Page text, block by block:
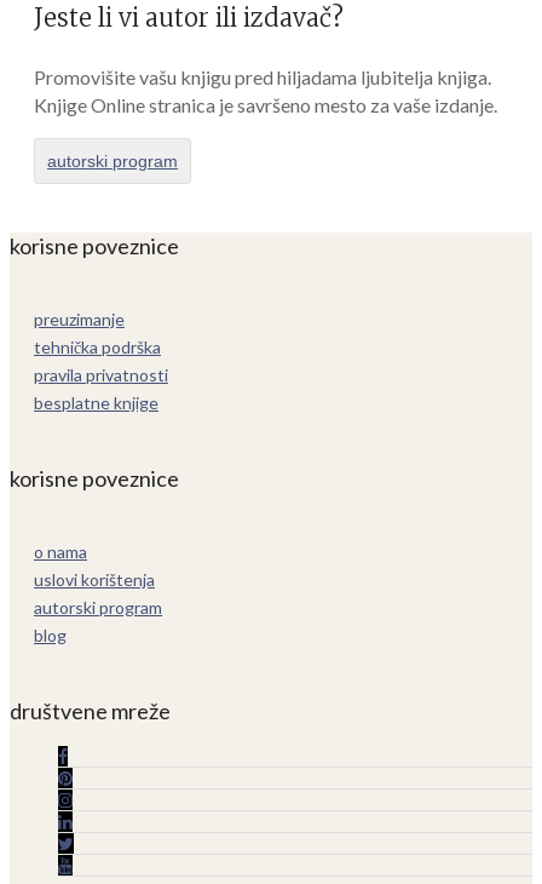
Jeste li vi autor ili izdavač?
Promovišite vašu knjigu pred hiljadama ljubitelja knjiga.
Knjige Online stranica je savršeno mesto za vaše izdanje.
autorski program
korisne poveznice
preuzimanje
tehnička podrška
pravila privatnosti
besplatne knjige
korisne poveznice
o nama
uslovi korištenja
autorski program
blog
društvene mreže